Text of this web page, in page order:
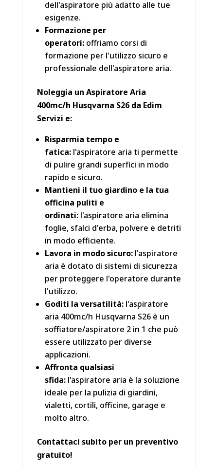
dell'aspiratore più adatto alle tue
esigenze.
Formazione per
operatori:offriamo corsi di
formazione per l'utilizzo sicuro e
professionale dell'aspiratore aria.
Noleggia un Aspiratore Aria
400mc/h Husqvarna S26 da Edim
Servizi e:
Risparmia tempo e
fatica:l'aspiratore aria ti permette
di pulire grandi superfici in modo
rapido e sicuro.
Mantieni il tuo giardino e la tua
officina puliti e
ordinati:l'aspiratore aria elimina
foglie, sfalci d'erba, polvere e detriti
in modo efficiente.
Lavora in modo sicuro:l'aspiratore
aria è dotato di sistemi di sicurezza
per proteggere l'operatore durante
l'utilizzo.
Goditi la versatilità:l'aspiratore
aria 400mc/h Husqvarna S26 è un
soffiatore/aspiratore 2 in 1 che può
essere utilizzato per diverse
applicazioni.
Affronta qualsiasi
sfida:l'aspiratore aria è la soluzione
ideale per la pulizia di giardini,
vialetti, cortili, officine, garage e
molto altro.
Contattaci subito per un preventivo
gratuito!